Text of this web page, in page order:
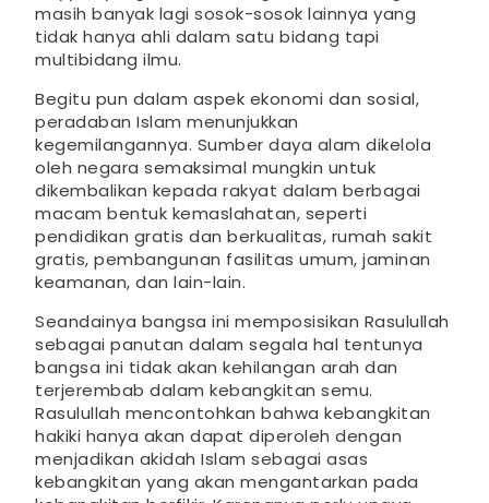
masih banyak lagi sosok-sosok lainnya yang
tidak hanya ahli dalam satu bidang tapi
multibidang ilmu.
Begitu pun dalam aspek ekonomi dan sosial,
peradaban Islam menunjukkan
kegemilangannya. Sumber daya alam dikelola
oleh negara semaksimal mungkin untuk
dikembalikan kepada rakyat dalam berbagai
macam bentuk kemaslahatan, seperti
pendidikan gratis dan berkualitas, rumah sakit
gratis, pembangunan fasilitas umum, jaminan
keamanan, dan lain-lain.
Seandainya bangsa ini memposisikan Rasulullah
sebagai panutan dalam segala hal tentunya
bangsa ini tidak akan kehilangan arah dan
terjerembab dalam kebangkitan semu.
Rasulullah mencontohkan bahwa kebangkitan
hakiki hanya akan dapat diperoleh dengan
menjadikan akidah Islam sebagai asas
kebangkitan yang akan mengantarkan pada